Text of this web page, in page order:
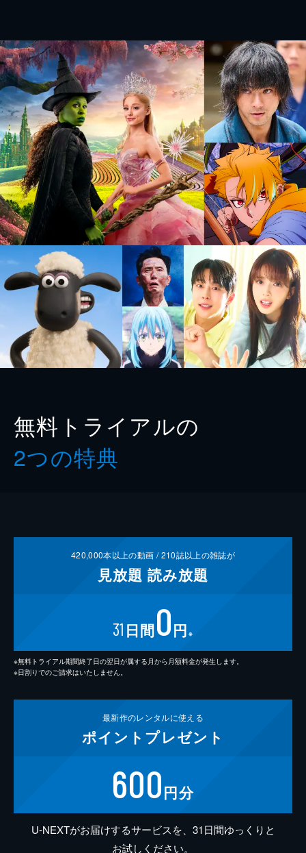
無料トライアルの
2つの特典
420,000本以上の動画 /210誌以上の雑誌が
見放題 読み放題
31 日間0円 ※
※無料トライアル期間終了日の翌日が属する月から月額料金が発生します。
※日割りでのご請求はいたしません。
最新作のレンタルに使える
ポイント プレゼント
600円分
U-NEXTがお届けするサービスを、31日間ゆっくりと
お試しください。